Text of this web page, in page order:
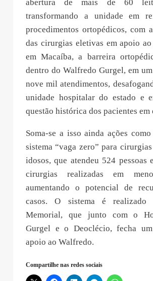
abertura de mais de 60
transformando a unidade em
procedimentos ortopédicos, com
das cirurgias eletivas em apoio
em Macaíba, a barreira
dentro do Walfredo Gurgel, em
nove mil atendimentos,
unidade hospitalar do estado e
questão histórica dos pacientes em
Soma-se a isso ainda ações
sistema “vaga zero” para
idosos, que atendeu 524 pessoas
cirurgias realizadas em
aumentando o potencial de
casos. O sistema é realizado
Memorial, que junto com o
Gurgel e o Deoclécio, fecha
apoio ao Walfredo.
Compartilhe nas redes sociais